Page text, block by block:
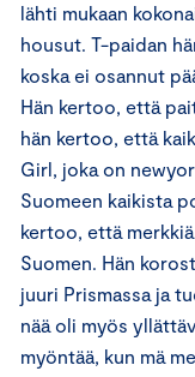
lähti mukaan
housut. T-paidan
koska ei osannut
Hän kertoo, että
hän kertoo, että
Girl, joka on
Suomeen kaikista
kertoo, että
Suomen. Hän
juuri Prismassa ja
nää oli myös
myöntää, kun mä